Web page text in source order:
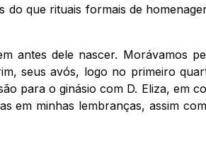
do que rituais formais de
antes dele nascer. Morávamos
seus avós, logo no primeiro
para o ginásio com D. Eliza, em
em minhas lembranças, assim